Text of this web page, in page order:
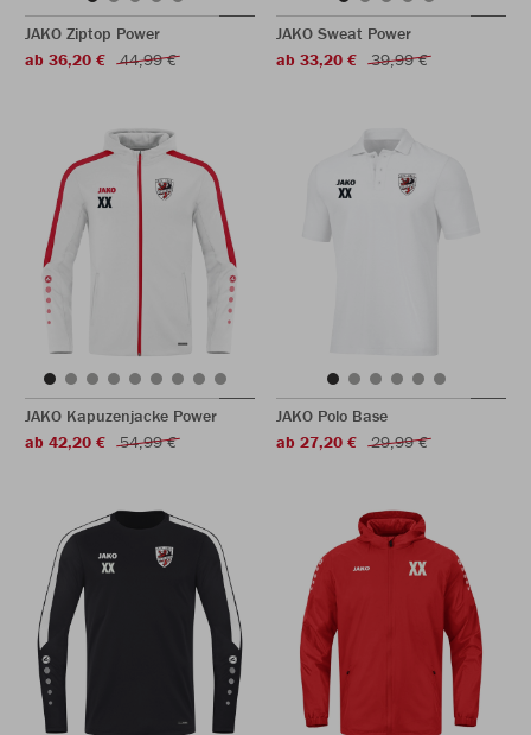
JAKO Ziptop Power
ab 36,20 €
44,99 €
JAKO Sweat Power
ab 33,20 €
39,99 €
JAKO Kapuzenjacke Power
ab 42,20 €
54,99 €
JAKO Polo Base
ab 27,20 €
29,99 €